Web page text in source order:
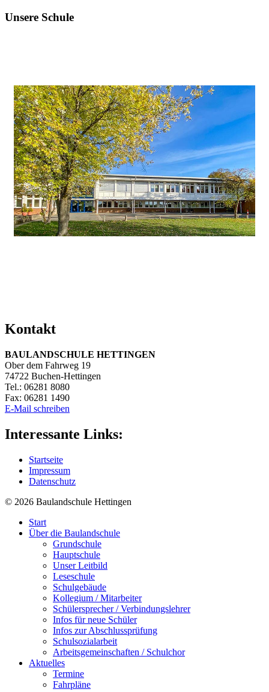
Unsere Schule
Kontakt
BAULANDSCHULE HETTINGEN
Ober dem Fahrweg 19
74722 Buchen-Hettingen
Tel.: 06281 8080
Fax: 06281 1490
E-Mail schreiben
Interessante Links:
Startseite
Impressum
Datenschutz
© 2026 Baulandschule Hettingen
Start
Über die Baulandschule
Grundschule
Hauptschule
Unser Leitbild
Leseschule
Schulgebäude
Kollegium / Mitarbeiter
Schülersprecher / Verbindungslehrer
Infos für neue Schüler
Infos zur Abschlussprüfung
Schulsozialarbeit
Arbeitsgemeinschaften / Schulchor
Aktuelles
Termine
Fahrpläne